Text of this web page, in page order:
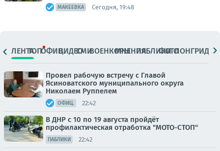
МАКЕЕВКА Сегодня, 19:48
ЛЕНТАТОПОФИЦ.ВИДЕОСМИВОЕНКОРЫМНЕНИЯПАБЛИКИ
ФОТОЛОНГРИДЫ
Провел рабочую встречу с Главой
Ясиноватского муниципального округа
Николаем Руппелем
ОФИЦ. 22:42
В ДНР с 10 по 19 августа пройдёт
профилактическая отработка "МОТО-СТОП"
ПАБЛИКИ 22:42